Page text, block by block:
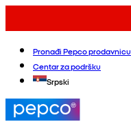
Pronađi Pepco prodavnicu
Centar za podršku
Srpski